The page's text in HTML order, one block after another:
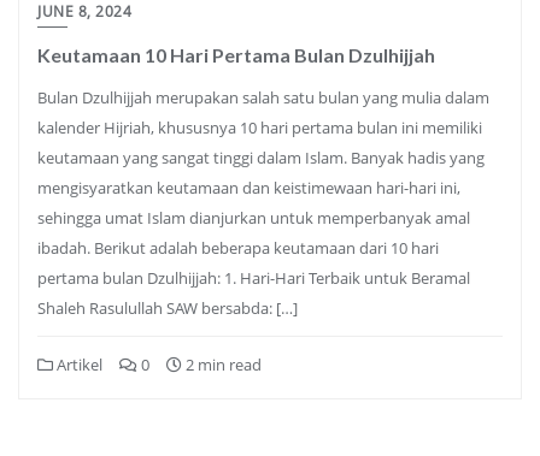
JUNE 8, 2024
Keutamaan 10 Hari Pertama Bulan Dzulhijjah
Bulan Dzulhijjah merupakan salah satu bulan yang mulia dalam
kalender Hijriah, khususnya 10 hari pertama bulan ini memiliki
keutamaan yang sangat tinggi dalam Islam. Banyak hadis yang
mengisyaratkan keutamaan dan keistimewaan hari-hari ini,
sehingga umat Islam dianjurkan untuk memperbanyak amal
ibadah. Berikut adalah beberapa keutamaan dari 10 hari
pertama bulan Dzulhijjah: 1. Hari-Hari Terbaik untuk Beramal
Shaleh Rasulullah SAW bersabda: […]
Artikel 0 2 min read